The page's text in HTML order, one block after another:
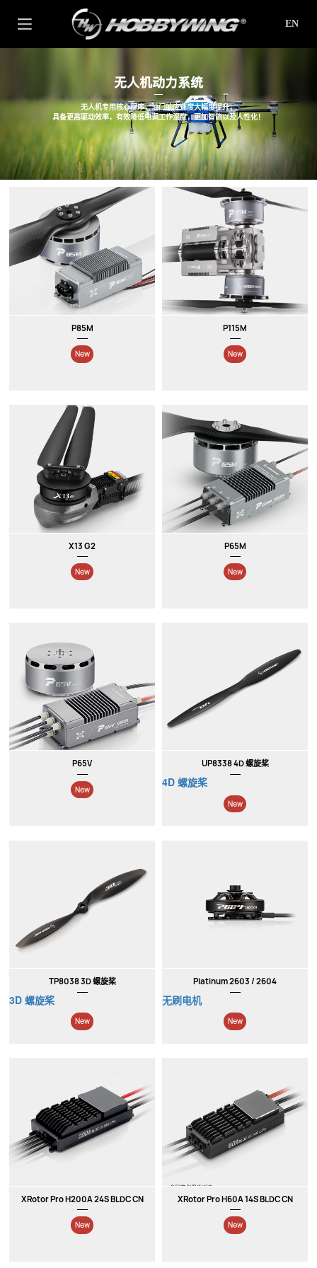
EN
无人机动力系统
无人机专用核心程序，油门响应速度大幅度提升，
具备更高驱动效率，有效降低电调工作温度，更加智能以及人性化！
P85M
New
P115M
New
X13 G2
New
P65M
P65V UP8338 4D 螺旋桨
4D 螺旋桨
TP8038 3D 螺旋桨
3D 螺旋桨
Platinum 2603 / 2604
无刷电机
XRotor Pro H200A 24S BLDC CN XRotor Pro H60A 14S BLDC CN